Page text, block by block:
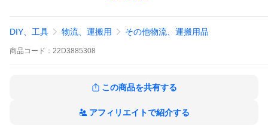
DIY、工具 物流、運搬用 その他物流、運搬用品
商品 コード： 22D3885308
この商品を共有する
アフィリエイトで紹介する